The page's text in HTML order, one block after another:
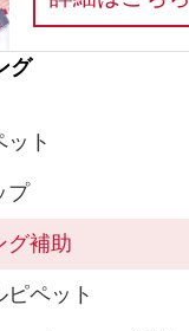
グ
ット
プ
グ補助
ピペット